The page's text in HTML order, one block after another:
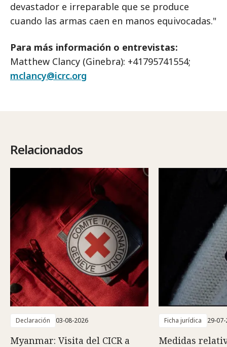
devastador e irreparable que se produce
cuando las armas caen en manos equivocadas."
Para más información o entrevistas:
Matthew Clancy (Ginebra): +41795741554;
mclancy@icrc.org
Relacionados
Declaración 03-08-2026
Myanmar: Visita del CICR a
Ficha jurídica 29-
Medidas